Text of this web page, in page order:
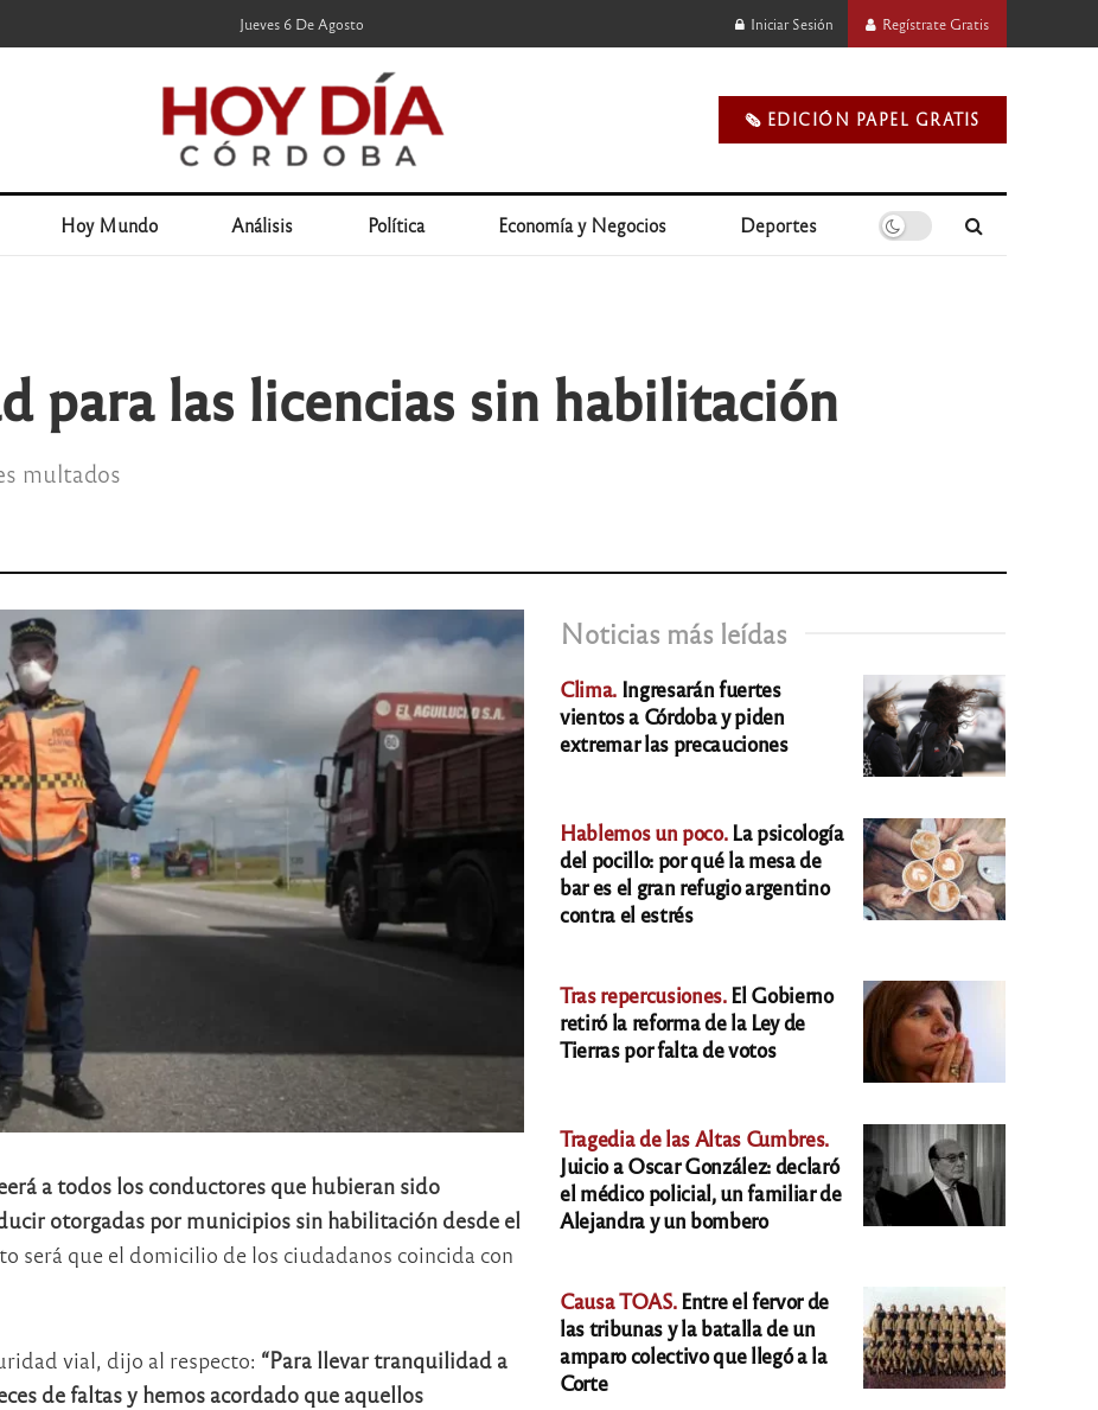
Jueves 6 De Agosto Iniciar Sesión Regístrate Gratis
🗞️ EDICIÓN PAPEL GRATIS
Hoy Mundo Análisis Política Economía y Negocios Deportes
para las licencias sin habilitación
multados
a todos los conductores que hubieran sido
otorgadas por municipios sin habilitación desde el
será que el domicilio de los ciudadanos coincida con
vial, dijo al respecto: “Para llevar tranquilidad a
de faltas y hemos acordado que aquellos
Noticias más leídas
Clima. Ingresarán fuertes
vientos a Córdoba y piden
extremar las precauciones
Hablemos un poco.La psicología
del pocillo: por qué la mesa de
bar es el gran refugio argentino
contra el estrés
Tras repercusiones.El Gobierno
retiró la reforma de la Ley de
Tierras por falta de votos
Tragedia de las Altas Cumbres.
Juicio a Oscar González: declaró
el médico policial, un familiar de
Alejandra y un bombero
Causa TOAS.Entre el fervor de
las tribunas y la batalla de un
amparo colectivo que llegó a la
Corte